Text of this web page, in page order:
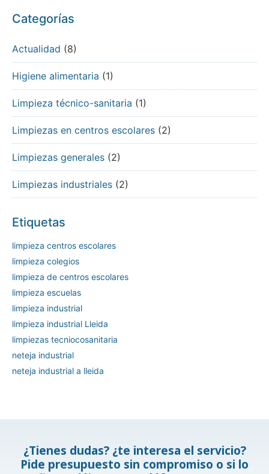
Categorías
Actualidad (8)
Higiene alimentaria (1)
Limpieza técnico-sanitaria (1)
Limpiezas en centros escolares (2)
Limpiezas generales (2)
Limpiezas industriales (2)
Etiquetas
limpieza centros escolares
limpieza colegios
limpieza de centros escolares
limpieza escuelas
limpieza industrial
limpieza industrial Lleida
limpiezas tecniocosanitaria
neteja industrial
neteja industrial a lleida
¿Tienes dudas? ¿te interesa el servicio?
Pide presupuesto sin compromiso o si lo